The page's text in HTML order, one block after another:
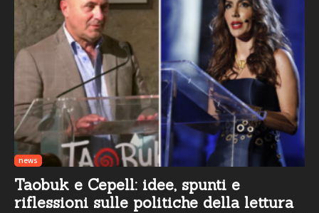
news
Taobuk e Cepell: idee, spunti e
riflessioni sulle politiche della lettura